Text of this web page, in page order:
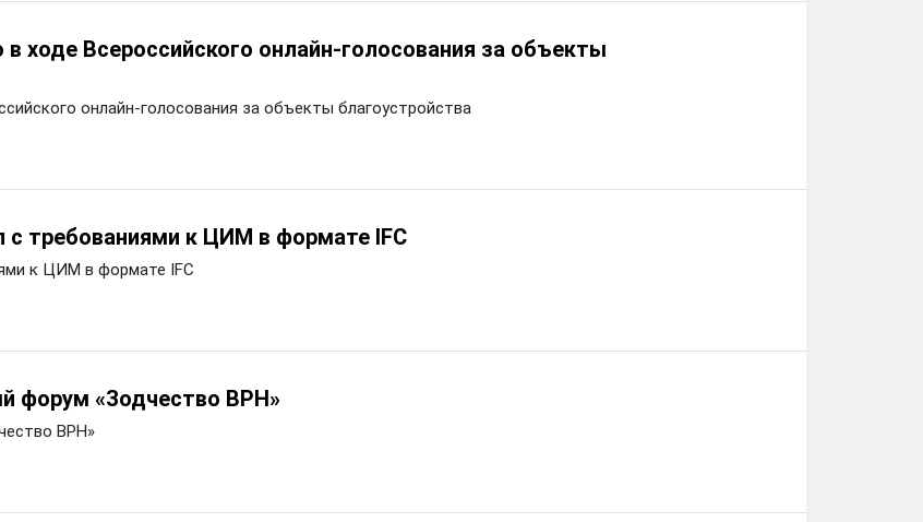
ходе Всероссийского онлайн-голосования за объекты
онлайн-голосования за объекты благоустройства
с требованиями к ЦИМ в формате IFC
к ЦИМ в формате IFC
форум «Зодчество ВРН»
ВРН»